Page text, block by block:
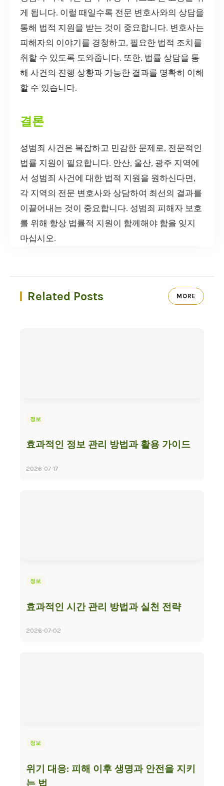
게 됩니다. 이럴 때일수록 전문 변호사와의 상담을
통해 법적 지원을 받는 것이 중요합니다. 변호사는
피해자의 이야기를 경청하고, 필요한 법적 조치를
취할 수 있도록 도와줍니다. 또한, 법률 상담을 통
해 사건의 진행 상황과 가능한 결과를 명확히 이해
할 수 있습니다.
결론
성범죄 사건은 복잡하고 민감한 문제로, 전문적인
법률 지원이 필요합니다. 안산, 울산, 광주 지역에
서 성범죄 사건에 대한 법적 지원을 원하신다면,
각 지역의 전문 변호사와 상담하여 최선의 결과를
이끌어내는 것이 중요합니다. 성범죄 피해자 보호
를 위해 항상 법률적 지원이 함께해야 함을 잊지
마십시오.
Related Posts MORE
정보
효과적인 정보 관리 방법과 활용 가이드
2026-07-17
정보
효과적인 시간 관리 방법과 실천 전략
2026-07-02
정보
위기 대응: 피해 이후 생명과 안전을 지키
는 법